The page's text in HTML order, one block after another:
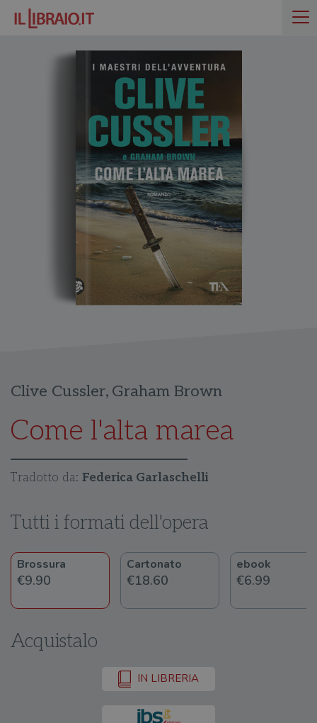
Clive Cussler, Graham Brown
Come l'alta marea
Tradotto da: Federica Garlaschelli
Tutti i formati dell'opera
Brossura
€9.90
Cartonato
€18.60
ebook
€6.99
Acquistalo
IN LIBRERIA